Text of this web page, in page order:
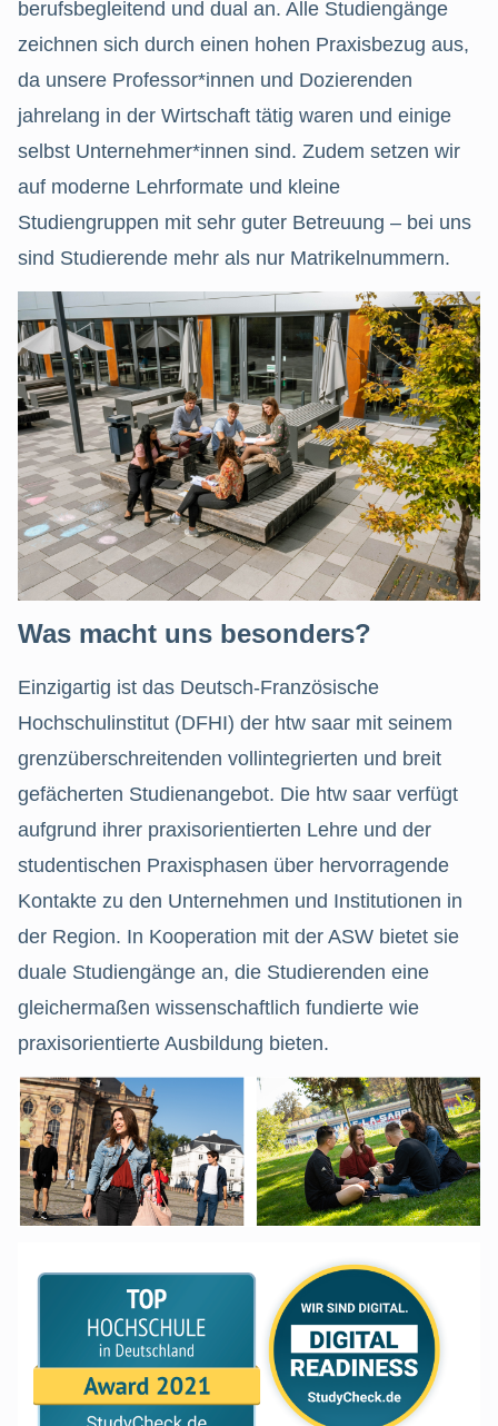
berufsbegleitend und dual an. Alle Studiengänge
zeichnen sich durch einen hohen Praxisbezug aus,
da unsere Professor*innen und Dozierenden
jahrelang in der Wirtschaft tätig waren und einige
selbst Unternehmer*innen sind. Zudem setzen wir
auf moderne Lehrformate und kleine
Studiengruppen mit sehr guter Betreuung – bei uns
sind Studierende mehr als nur Matrikelnummern.
Was macht uns besonders?
Einzigartig ist das Deutsch-Französische
Hochschulinstitut (DFHI) der htw saar mit seinem
grenzüberschreitenden vollintegrierten und breit
gefächerten Studienangebot. Die htw saar verfügt
aufgrund ihrer praxisorientierten Lehre und der
studentischen Praxisphasen über hervorragende
Kontakte zu den Unternehmen und Institutionen in
der Region. In Kooperation mit der ASW bietet sie
duale Studiengänge an, die Studierenden eine
gleichermaßen wissenschaftlich fundierte wie
praxisorientierte Ausbildung bieten.